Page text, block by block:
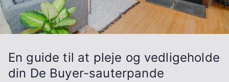
En guide til at pleje og vedligeholde
din De Buyer-sauterpande